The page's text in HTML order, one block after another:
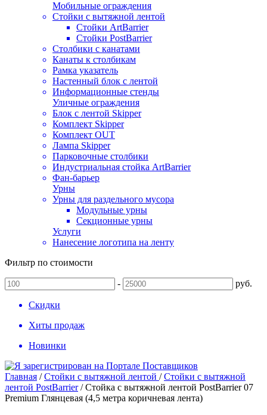
Мобильные ограждения
Стойки с вытяжной лентой
Стойки ArtBarrier
Стойки PostBarrier
Столбики с канатами
Канаты к столбикам
Рамка указатель
Настенный блок с лентой
Информационные стенды
Уличные ограждения
Блок с лентой Skipper
Комплект Skipper
Комплект OUT
Лампа Skipper
Парковочные столбики
Индустриальная стойка ArtBarrier
Фан-барьер
Урны
Урны для раздельного мусора
Модульные урны
Секционные урны
Услуги
Нанесение логотипа на ленту
Фильтр по стоимости
- руб.
Скидки
Хиты продаж
Новинки
Главная /Стойки с вытяжной лентой /Стойки с вытяжной
лентой PostBarrier/Стойка с вытяжной лентой PostBarrier 07
Premium Глянцевая (4,5 метра коричневая лента)